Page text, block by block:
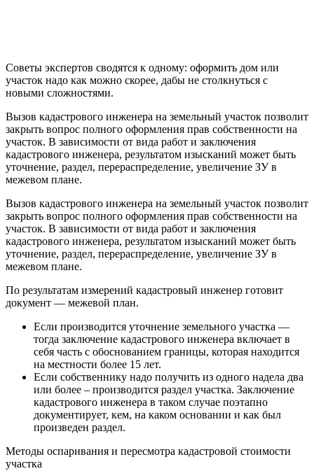
Советы экспертов сводятся к одному: оформить дом или
участок надо как можно скорее, дабы не столкнуться с
новыми сложностями.
Вызов кадастрового инженера на земельный участок позволит
закрыть вопрос полного оформления прав собственности на
участок. В зависимости от вида работ и заключения
кадастрового инженера, результатом изысканий может быть
уточнение, раздел, перераспределение, увеличение ЗУ в
межевом плане.
Вызов кадастрового инженера на земельный участок позволит
закрыть вопрос полного оформления прав собственности на
участок. В зависимости от вида работ и заключения
кадастрового инженера, результатом изысканий может быть
уточнение, раздел, перераспределение, увеличение ЗУ в
межевом плане.
По результатам измерений кадастровый инженер готовит
документ — межевой план.
Если производится уточнение земельного участка —
тогда заключение кадастрового инженера включает в
себя часть с обоснованием границы, которая находится
на местности более 15 лет.
Если собственнику надо получить из одного надела два
или более – производится раздел участка. Заключение
кадастрового инженера в таком случае поэтапно
документирует, кем, на каком основании и как был
произведен раздел.
Методы оспаривания и пересмотра кадастровой стоимости
участка